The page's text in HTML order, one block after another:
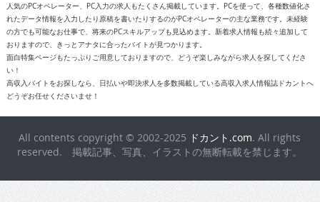
人気のPCオペレーター、PC入力の求人もたくさん掲載しています。PCを使って、各種数値化さ
れたデータ情報を入力したり原稿を書いたりするのがPCオペレーターの主な業務です。未経験
の方でも可能なお仕事で、将来のPCスキルアップも見込めます。新着求人情報も続々追加して
おりますので、きっとアナタに合ったバイトが見つかります。
面白特集ページもたっぷりご用意しておりますので、どうぞ楽しみながら求人を探してくださ
い！
高収入バイトをお探しなら、日払いや即決求人を多数掲載している高収入求人情報誌ドカントへ
どうぞお任せくださいませ！
All contents copyright © 2002-2025 ドカント.com. All rights
reserved. 掲載記事、写真、イラストの無断転載を禁じます。